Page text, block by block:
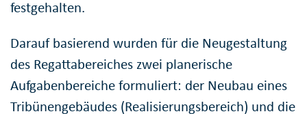
festgehalten.
Darauf basierend wurden für die Neugestaltung
des Regattabereiches zwei planerische
Aufgabenbereiche formuliert: der Neubau eines
Tribünengebäudes (Realisierungsbereich) und die